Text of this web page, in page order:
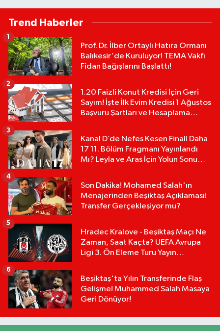
Trend Haberler
Prof. Dr. İlber Ortaylı Hatıra Ormanı
Balıkesir'de Kuruluyor! TEMA Vakfı
Fidan Bağışlarını Başlattı!
1
1.20 Faizli Konut Kredisi İçin Geri
Sayım! İşte İlk Evim Kredisi 1 Ağustos
Başvuru Şartları ve Hesaplama
2
Kanal D’de Nefes Kesen Final! Daha
17 11. Bölüm Fragmanı Yayınlandı
Mı? Leyla ve Aras İçin Yolun Sonu
3
Son Dakika! Mohamed Salah'ın
Menajerinden Beşiktaş Açıklaması!
Transfer Gerçekleşiyor mu?
4
Hradec Kralove - Beşiktaş Maçı Ne
Zaman, Saat Kaçta? UEFA Avrupa
Ligi 3. Ön Eleme Turu Yayın
5
Beşiktaş'ta Yılın Transferinde Flaş
Gelişme! Muhammed Salah Masaya
Geri Dönüyor!
6